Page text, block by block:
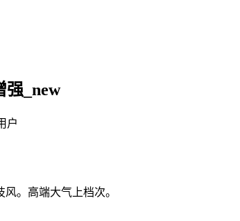
强_new
户
。高端大气上档次。